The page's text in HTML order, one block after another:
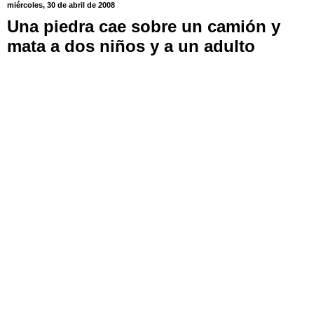
miércoles, 30 de abril de 2008
Una piedra cae sobre un camión y
mata a dos niños y a un adulto